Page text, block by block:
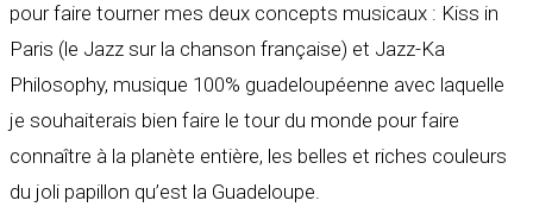
pour faire tourner mes deux concepts musicaux : Kiss in
Paris (le Jazz sur la chanson française) et Jazz-Ka
Philosophy, musique 100% guadeloupéenne avec laquelle
je souhaiterais bien faire le tour du monde pour faire
connaître à la planète entière, les belles et riches couleurs
du joli papillon qu’est la Guadeloupe.